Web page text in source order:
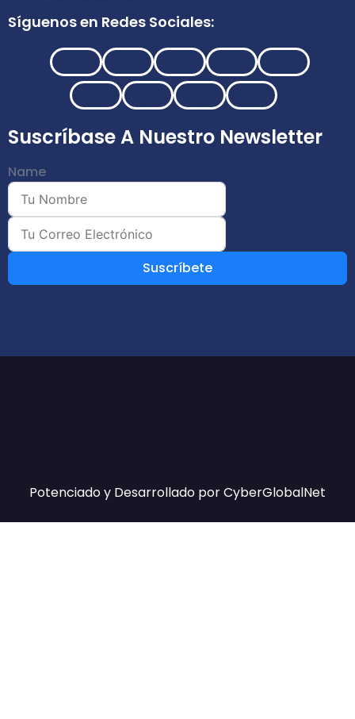
Síguenos en Redes Sociales:
Suscríbase A Nuestro Newsletter
Name
Suscríbete
Potenciado y Desarrollado porCyberGlobalNet